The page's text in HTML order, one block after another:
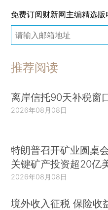
免费订阅财新网主编精选版
推荐阅读
离岸信托90天补税窗
2026年08月08日
特朗普召开矿业圆桌
关键矿产投资超20亿
2026年08月08日
境外收入征税 保险收